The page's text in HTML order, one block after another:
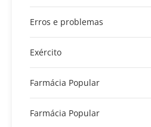
Erros e problemas
Exército
Farmácia Popular
Farmácia Popular